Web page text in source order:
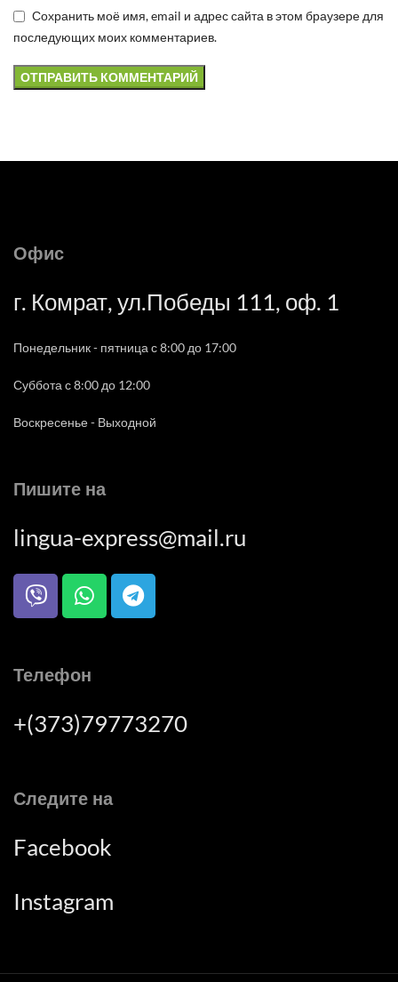
Сохранить моё имя, email и адрес сайта в этом браузере для
последующих моих комментариев.
Офис
г. Комрат, ул.Победы 111, оф. 1
Понедельник - пятница с 8:00 до 17:00
Суббота с 8:00 до 12:00
Воскресенье - Выходной
Пишите на
lingua-express@mail.ru
Телефон
+(373)79773270
Следите на
Facebook
Instagram